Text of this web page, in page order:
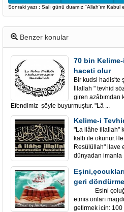
Sonraki yazı : Salı günü duamız "Allah'ım Kabul
Benzer konular
70 bin
haceti olur
Bir kudsi hadis'te
İllallah " tevhid
giren azâbımdan
Efendimiz şöyle buyurmuştur. "Lâ ...
Kelime-i
"La ilâhe illallah"
kalb ile
Resülüllah"
dünyadan imanla
geri
Esini
etmis onları
getirmek icin: 100